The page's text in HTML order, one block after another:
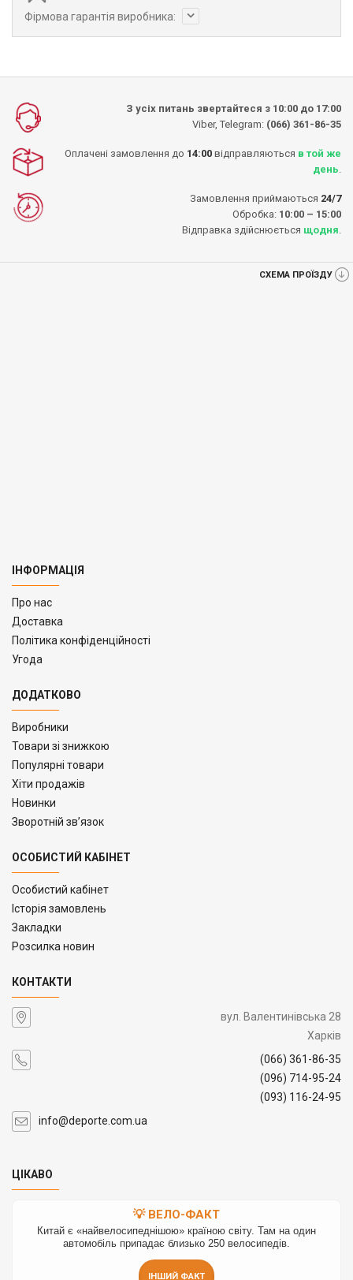
Фірмова гарантія виробника:
З усіх питань звертайтеся з 10:00 до 17:00
Viber, Telegram: (066) 361-86-35
Оплачені замовлення до 14:00 відправляються в той же
день
Замовлення приймаються 24/7
Обробка: 10:00 – 15:00
Відправка здійснюється щодня
СХЕМА ПРОЇЗДУ
ІНФОРМАЦІЯ
Про нас
Доставка
Політика конфіденційності
Угода
ДОДАТКОВО
Виробники
Товари зі знижкою
Популярні товари
Хіти продажів
Новинки
Зворотній зв’язок
ОСОБИСТИЙ КАБІНЕТ
Особистий кабінет
Історія замовлень
Закладки
Розсилка новин
КОНТАКТИ
вул. Валентинівська 28
Харків
(066) 361-86-35
(096) 714-95-24
(093) 116-24-95
info@deporte.com.ua
ЦІКАВО
💡 ВЕЛО-ФАКТ
Китай є «найвелосипеднішою» країною світу. Там на один
автомобіль припадає близько 250 велосипедів.
ІНШИЙ ФАКТ